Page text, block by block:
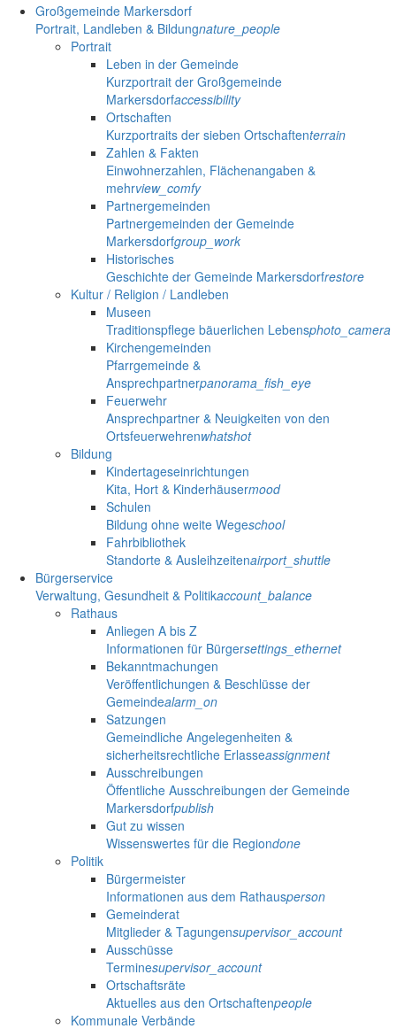
Großgemeinde Markersdorf
Portrait, Landleben & Bildungnature_people
Portrait
Leben in der Gemeinde
Kurzportrait der Großgemeinde
Markersdorfaccessibility
Ortschaften
Kurzportraits der sieben Ortschaftenterrain
Zahlen & Fakten
Einwohnerzahlen, Flächenangaben &
mehrview_comfy
Partnergemeinden
Partnergemeinden der Gemeinde
Markersdorfgroup_work
Historisches
Geschichte der Gemeinde Markersdorfrestore
Kultur / Religion / Landleben
Museen
Traditionspflege bäuerlichen Lebensphoto_camera
Kirchengemeinden
Pfarrgemeinde &
Ansprechpartnerpanorama_fish_eye
Feuerwehr
Ansprechpartner & Neuigkeiten von den
Ortsfeuerwehrenwhatshot
Bildung
Kindertageseinrichtungen
Kita, Hort & Kinderhäusermood
Schulen
Bildung ohne weite Wegeschool
Fahrbibliothek
Standorte & Ausleihzeitenairport_shuttle
Bürgerservice
Verwaltung, Gesundheit & Politikaccount_balance
Rathaus
Anliegen A bis Z
Informationen für Bürgersettings_ethernet
Bekanntmachungen
Veröffentlichungen & Beschlüsse der
Gemeindealarm_on
Satzungen
Gemeindliche Angelegenheiten &
sicherheitsrechtliche Erlasseassignment
Ausschreibungen
Öffentliche Ausschreibungen der Gemeinde
Markersdorfpublish
Gut zu wissen
Wissenswertes für die Regiondone
Politik
Bürgermeister
Informationen aus dem Rathausperson
Gemeinderat
Mitglieder & Tagungensupervisor_account
Ausschüsse
Terminesupervisor_account
Ortschaftsräte
Aktuelles aus den Ortschaftenpeople
Kommunale Verbände